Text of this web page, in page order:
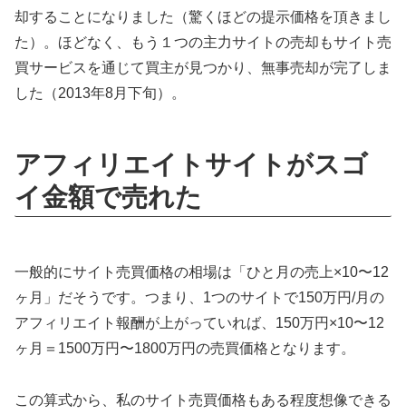
却することになりました（驚くほどの提示価格を頂きまし
た）。ほどなく、もう１つの主力サイトの売却もサイト売
買サービスを通じて買主が見つかり、無事売却が完了しま
した（2013年8月下旬）。
アフィリエイトサイトがスゴ
イ金額で売れた
一般的にサイト売買価格の相場は「ひと月の売上×10〜12
ヶ月」だそうです。つまり、1つのサイトで150万円/月の
アフィリエイト報酬が上がっていれば、150万円×10〜12
ヶ月＝1500万円〜1800万円の売買価格となります。
この算式から、私のサイト売買価格もある程度想像できる